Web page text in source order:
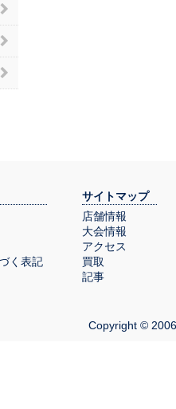
く表記
サイトマップ
店舗情報
大会情報
アクセス
買取
記事
Copyright ©